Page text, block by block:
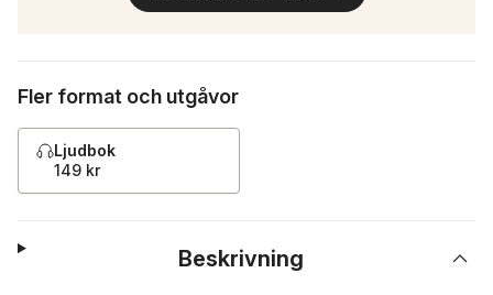
Fler format och utgåvor
Ljudbok
149 kr
Beskrivning